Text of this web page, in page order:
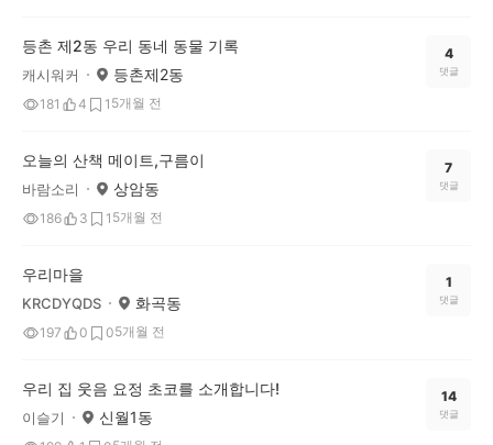
등촌 제2동 우리 동네 동물 기록
캐시워커 등촌제2동
181 4 1 5개월 전
4
댓글
오늘의 산책 메이트,구름이
바람소리 상암동
186 3 1 5개월 전
7
댓글
우리마을
KRCDYQDS 화곡동
197 0 05개월 전
1
댓글
우리 집 웃음 요정 초코를 소개합니다!
이슬기 신월1동
14
댓글